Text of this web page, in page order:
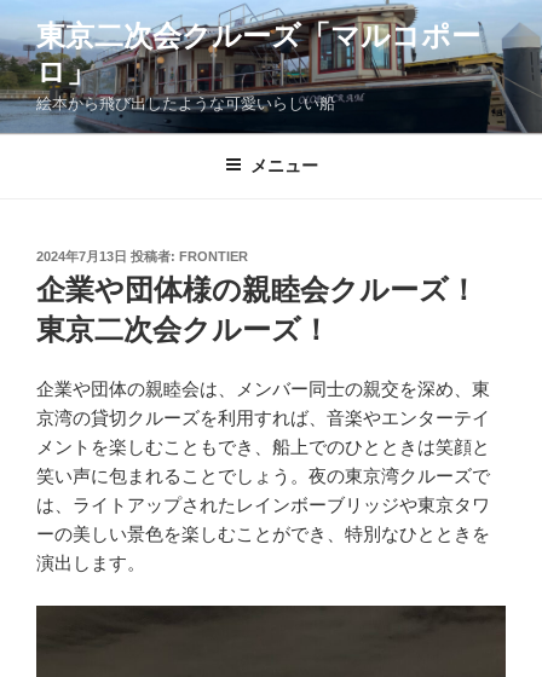
ン
テ
ン
ツ
東京二次会クルーズ「マルコポー
ロ」
絵本から飛び出したような可愛いらしい船
メニュー
投
稿
日:
2024年7月13日 投稿者: FRONTIER
企業や団体様の親睦会クルーズ！
東京二次会クルーズ！
企業や団体の親睦会は、メンバー同士の親交を深め、東
京湾の貸切クルーズを利用すれば、音楽やエンターテイ
メントを楽しむこともでき、船上でのひとときは笑顔と
笑い声に包まれることでしょう。夜の東京湾クルーズで
は、ライトアップされたレインボーブリッジや東京タワ
ーの美しい景色を楽しむことができ、特別なひとときを
演出します。